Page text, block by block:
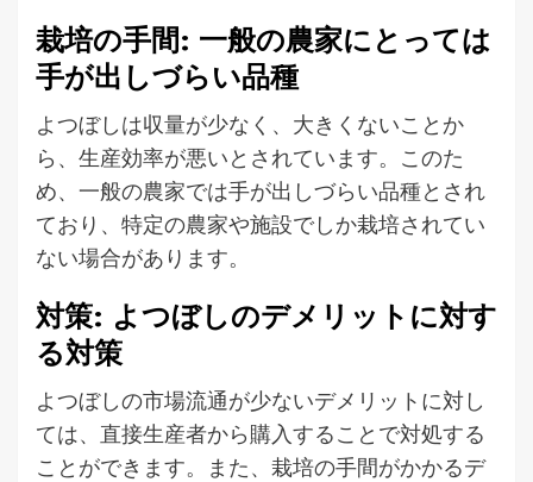
栽培の手間: 一般の農家にとっては
手が出しづらい品種
よつぼしは収量が少なく、大きくないことか
ら、生産効率が悪いとされています。このた
め、一般の農家では手が出しづらい品種とされ
ており、特定の農家や施設でしか栽培されてい
ない場合があります。
対策: よつぼしのデメリットに対す
る対策
よつぼしの市場流通が少ないデメリットに対し
ては、直接生産者から購入することで対処する
ことができます。また、栽培の手間がかかるデ